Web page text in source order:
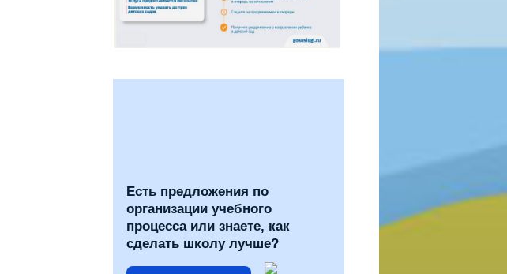
Есть предложения по
организации учебного
процесса или знаете, как
сделать школу лучше?